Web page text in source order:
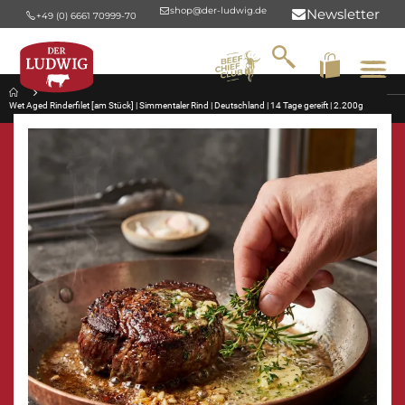
+49 (0) 6661 70999-70 shop@der-ludwig.de Newsletter
Wet Aged Rinderfilet [am Stück] | Simmentaler Rind | Deutschland | 14 Tage gereift | 2.200g
Zum
springen